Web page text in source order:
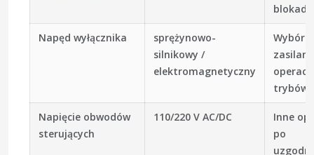
Napęd wyłącznika
sprężynowo-
silnikowy /
elektromagnetyczny
Wybór
trybów
Napięcie obwodów
sterujących
110/220 V AC/DC
Inne
po